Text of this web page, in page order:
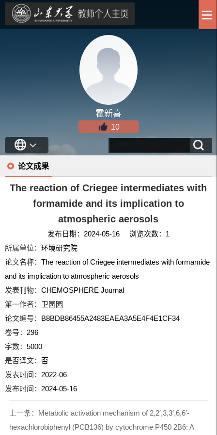
霍新喜
10
论文成果
The reaction of Criegee intermediates with
formamide and its implication to
atmospheric aerosols
发布日期：2024-05-16 浏览次数： 1
所属单位：环境研究院
论文名称：The reaction of Criegee intermediates with formamide
and its implication to atmospheric aerosols
发表刊物：CHEMOSPHERE Journal
第一作者： 卫园园
论文编号： B8BDB86455A2483EAEA3A5E4F4E1CF34
卷号： 296
字数：5000
是否译文：否
发表时间： 2022-06
发布时间： 2024-05-16
上一条： Metabolic activation mechanism of 2,2′,3,3′,6,6′-
hexachlorobiphenyl (PCB136) by cytochrome P450 2B6: A